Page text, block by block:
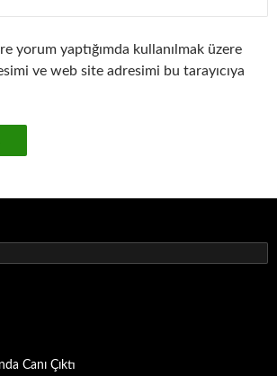
yorum yaptığımda kullanılmak üzere
ve web site adresimi bu tarayıcıya
Canı Çıktı